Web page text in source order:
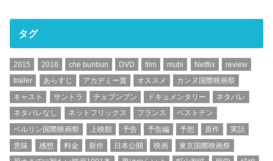
タグ
2015 2016 che bunbun DVD film mubi Netflix
review
trailer
あらすじ アカデミー賞 オススメ
カンヌ国際映画祭
キャスト
サントラ チェブンブン ドキュメンタリー
ネタバレ
ネタバレなし
ネットフリックス フランス
ベストテン
ベルリン国際映画祭
上映館 予告 予告編 予想 原作
実話
意味
感想 料金 新作 日本公開 映画
東京国際映画祭